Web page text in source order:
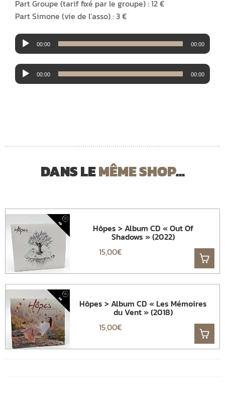
Part Groupe (tarif fixé par le groupe) : 12 €
Part Simone (vie de l’asso) : 3 €
Lecteur
audio
00:00 00:00
Lecteur
audio
00:00 00:00
DANS LEMÊME SHOP...
Hôpes > Album CD « Out Of
Shadows » (2022)
15,00€
Hôpes > Album CD « Les Mémoires
du Vent » (2018)
15,00€